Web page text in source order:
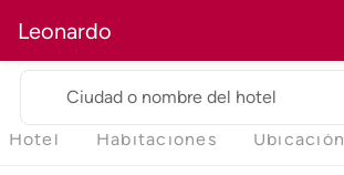
Leonardo
Ciudad o nombre del hotel
Hotel Habitaciones Ubicación